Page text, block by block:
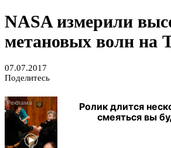
NASA измерили
метановых волн на
07.07.2017
Поделитесь
Ролик длится
смеяться вы